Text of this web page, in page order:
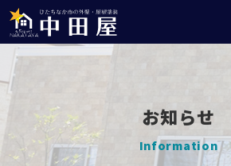
TOP
お知らせ
Information